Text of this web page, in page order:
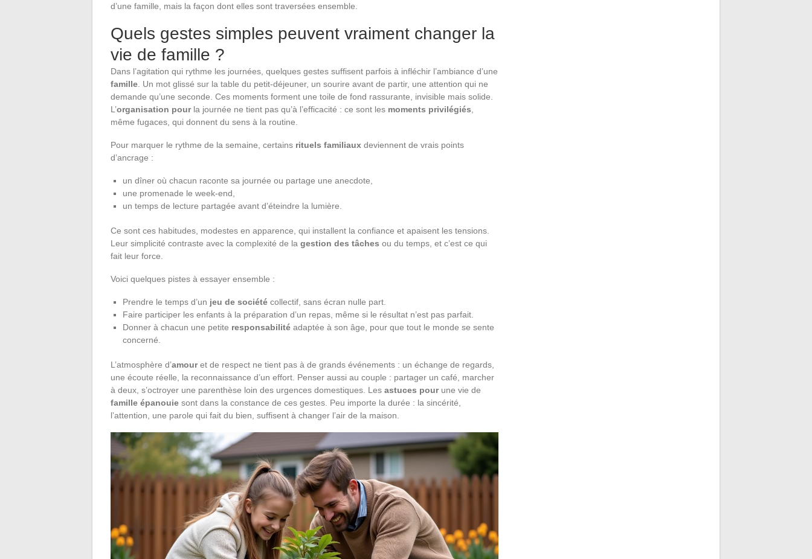
d’une famille, mais la façon dont elles sont traversées ensemble.
Quels gestes simples peuvent vraiment changer la
vie de famille ?
Dans l’agitation qui rythme les journées, quelques gestes suffisent parfois à infléchir l’ambiance d’une
famille . Un mot glissé sur la table du petit-déjeuner, un sourire avant de partir, une attention qui ne
demande qu’une seconde. Ces moments forment une toile de fond rassurante, invisible mais solide.
L’organisation pourla journée ne tient pas qu’à l’efficacité : ce sont les moments privilégiés
même fugaces, qui donnent du sens à la routine.
Pour marquer le rythme de la semaine, certains rituels familiaux deviennent de vrais points
d’ancrage :
un dîner où chacun raconte sa journée ou partage une anecdote,
une promenade le week-end,
un temps de lecture partagée avant d’éteindre la lumière.
Ce sont ces habitudes, modestes en apparence, qui installent la confiance et apaisent les tensions.
Leur simplicité contraste avec la complexité de la gestion des tâches ou du temps, et c’est ce qui
fait leur force.
Voici quelques pistes à essayer ensemble :
Prendre le temps d’un jeu de société collectif, sans écran nulle part.
Faire participer les enfants à la préparation d’un repas, même si le résultat n’est pas parfait.
Donner à chacun une petite responsabilité adaptée à son âge, pour que tout le monde se sente
concerné.
L’atmosphère d’amouret de respect ne tient pas à de grands événements : un échange de regards,
une écoute réelle, la reconnaissance d’un effort. Penser aussi au couple : partager un café, marcher
à deux, s’octroyer une parenthèse loin des urgences domestiques. Les astuces pourune vie de
famille épanouie sont dans la constance de ces gestes. Peu importe la durée : la sincérité,
l’attention, une parole qui fait du bien, suffisent à changer l’air de la maison.